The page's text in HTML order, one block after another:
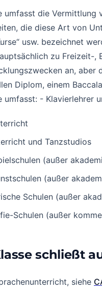
umfasst die Vermittlung
die diese Art von
usw. bezeichnet
zu Freizeit-,
an,
Diplom, einem
umfasst: - Klavierlehrer
und Tanzstudios
(außer
(außer
Schulen (außer
Schulen (außer
schließt
siehe